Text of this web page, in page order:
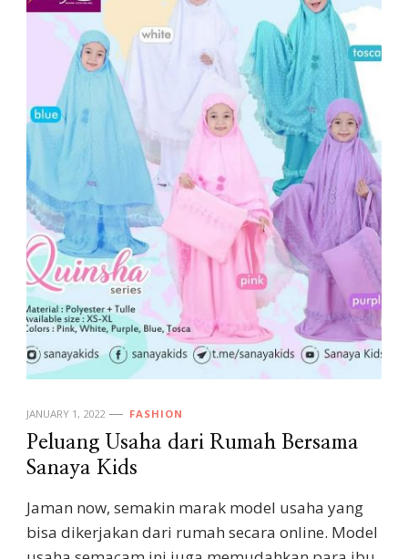
JANUARY 1, 2022 FASHION
Peluang Usaha dari Rumah Bersama
Sanaya Kids
Jaman now, semakin marak model usaha yang
bisa dikerjakan dari rumah secara online. Model